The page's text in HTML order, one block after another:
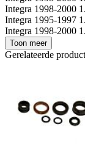
Integra 1998-2000
Integra 1995-1997
Integra 1998-2000
Toon meer
Gerelateerde